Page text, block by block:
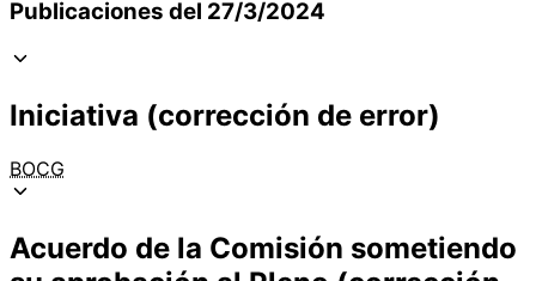
Publicaciones del 27/3/2024
Iniciativa (corrección de error)
BOCG
Acuerdo de la Comisión sometiendo